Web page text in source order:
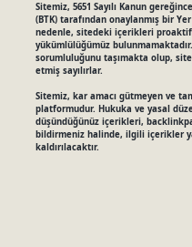
Sitemiz, 5651 Sayılı Kanun
(BTK) tarafından onaylanmış bir
nedenle, sitedeki içerikleri
yükümlülüğümüz
sorumluluğunu taşımakta olup,
etmiş sayılırlar.
Sitemiz, kar amacı gütmeyen ve
platformudur. Hukuka ve yasal
düşündüğünüz içerikleri,
bildirmeniz halinde, ilgili içerikler
kaldırılacaktır.